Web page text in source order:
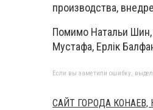
производства,
Помимо Натальи
Мустафа, Ерлік
Если вы заметили ошибку,
САЙТ ГОРОДА